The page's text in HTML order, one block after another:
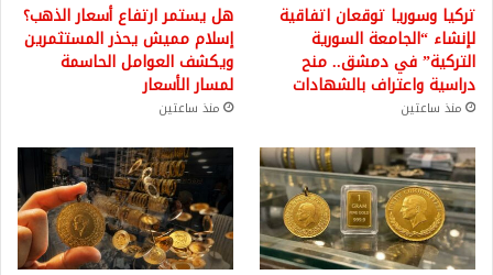
تركيا وسوريا توقعان اتفاقية
لإنشاء “الجامعة السورية
التركية” في دمشق.. منح
دراسية واعتراف بالشهادات
منذ ساعتين
هل يستمر ارتفاع أسعار الذهب؟
إسلام مميش يحذر المستثمرين
ويكشف العوامل الحاسمة
لمسار الأسعار
منذ ساعتين